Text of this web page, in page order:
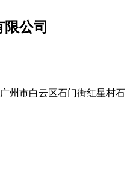
公司
州市白云区石门街红星村石